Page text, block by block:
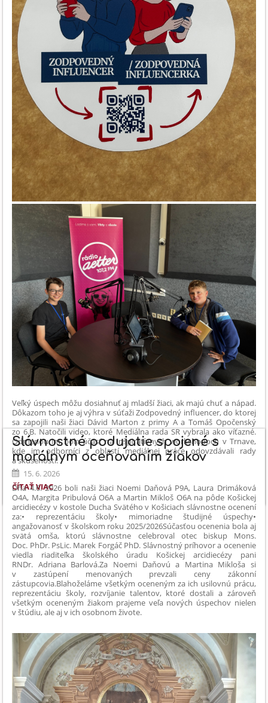
Veľký úspech môžu dosiahnuť aj mladší žiaci, ak majú chuť a nápad.
Dôkazom toho je aj výhra v súťaži Zodpovedný influencer, do ktorej
sa zapojili naši žiaci Dávid Marton z primy A a Tomáš Opočenský
zo 6.B. Natočili video, ktoré Mediálna rada SR vybrala ako víťazné.
Odmenou im bola účasť na inšpiratívnych workshopoch v Trnave,
kde im odborníci z oblastí mediálnej práce odovzdávali rady
a skúsenosti.
1.
MIESTO
V
CELOSLOVENSKEJ
SÚŤAŽI
ZODPOVEDNÝ
INFLUENCER:
ČÍTAŤ VIAC
Slávnostné podujatie spojené s
morálnym oceňovaním žiakov
15. 6. 2026
Dňa 4.6. 2026 boli naši žiaci Noemi Daňová P9A, Laura Drimáková
O4A, Margita Pribulová O6A a Martin Mikloš O6A na pôde Košickej
arcidiecézy v kostole Ducha Svätého v Košiciach slávnostne ocenení
za:• reprezentáciu školy• mimoriadne študijné úspechy•
angažovanosť v školskom roku 2025/2026Súčasťou ocenenia bola aj
svätá omša, ktorú slávnostne celebroval otec biskup Mons.
Doc. PhDr. PsLic. Marek Forgáč PhD. Slávnostný príhovor a ocenenie
viedla riaditeľka školského úradu Košickej arcidiecézy pani
RNDr. Adriana Barlová.Za Noemi Daňovú a Martina Mikloša si
v zastúpení menovaných prevzali ceny zákonní
zástupcovia.Blahoželáme všetkým oceneným za ich usilovnú prácu,
reprezentáciu školy, rozvíjanie talentov, ktoré dostali a zároveň
všetkým oceneným žiakom prajeme veľa nových úspechov nielen
v štúdiu, ale aj v ich osobnom živote.